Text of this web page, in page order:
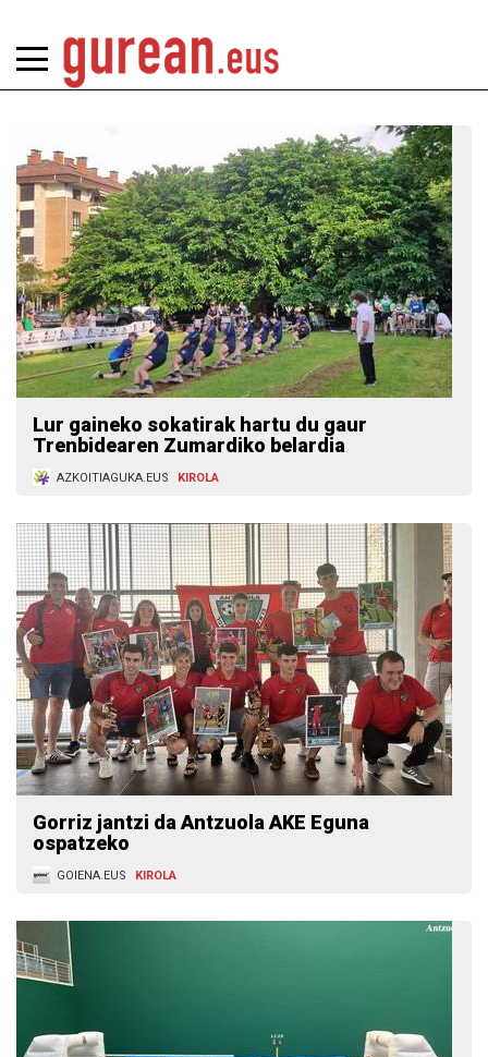
Lur gaineko sokatirak hartu du gaur
Trenbidearen Zumardiko belardia
AZKOITIAGUKA.EUS KIROLA
Gorriz jantzi da Antzuola AKE Eguna
ospatzeko
GOIENA.EUS KIROLA